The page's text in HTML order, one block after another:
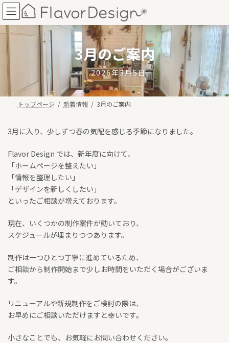
コ
ン
テ
ン
へ
プ
ナ
ビ
ゲ
ー
ョ
動
3月のご案内
2026年3月5日
トップページ 新着情報 3月のご案内
3月に入り、少しずつ春の気配を感じる季節になりました。
Flavor Design では、新年度に向けて、
「ホームページを整えたい」
「情報を整理したい」
「デザインを新しくしたい」
といったご相談が増えております。
現在、いくつかの制作案件が動いており、
スケジュールが埋まりつつあります。
制作は一つひとつ丁寧に進めているため、
ご相談から制作開始まで少しお時間をいただく場合がございま
す。
リニューアルや新規制作をご検討の際は、
お早めにご相談いただけますと幸いです。
小さなことでも、お気軽にお問い合わせください。